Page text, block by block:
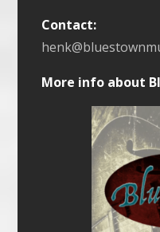
Contact:
More info about